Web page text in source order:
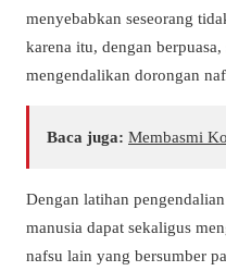
menyebabkan seseorang
karena itu, dengan
mengendalikan dorongan
Baca juga: Membasmi
Dengan latihan
manusia dapat sekaligus
nafsu lain yang bersumber